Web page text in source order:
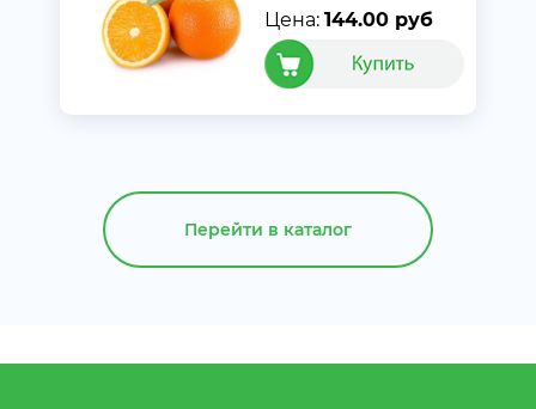
Цена: 144.00 руб
Перейти в каталог